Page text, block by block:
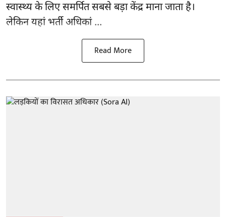
स्वास्थ्य के लिए समर्पित सबसे बड़ा केंद्र माना जाता है।
लेकिन यहां भर्ती अधिकां ...
Read More